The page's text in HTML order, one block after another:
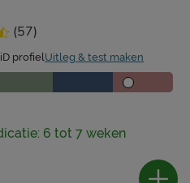
(57)
profielUitleg & test maken
6 tot 7 weken